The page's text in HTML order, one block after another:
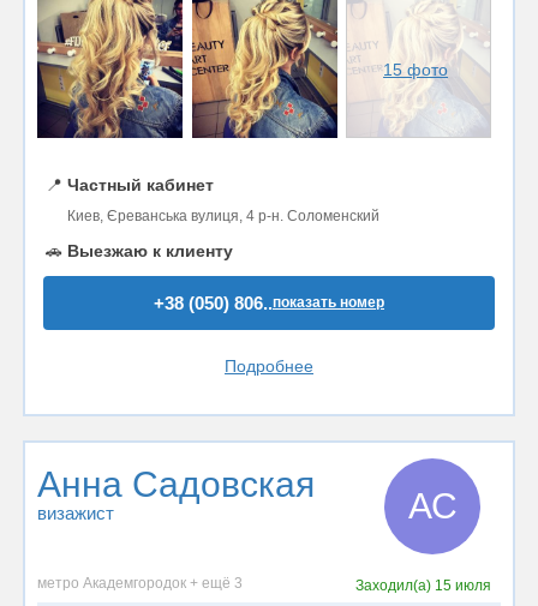
15 фото
📍 Частный кабинет
Киев, Єреванська вулиця, 4 р-н. Соломенский
🚗 Выезжаю к клиенту
+38 (050) 806..показать номер
Подробнее
Анна Садовская
визажист АС
метро Академгородок + ещё 3 Заходил(а) 15 июля